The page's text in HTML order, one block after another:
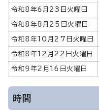
令和8年6月23日火曜日
令和8年8月25日火曜日
令和8年10月27日火曜日
令和8年12月22日火曜日
令和9年2月16日火曜日
時間